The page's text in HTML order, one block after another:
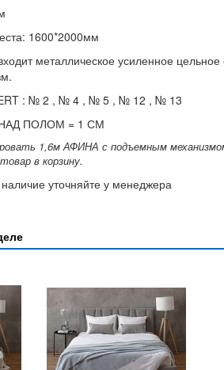
1600*2000мм
металлическое усиленное
: № 2 , № 4 , № 5 , № 12 , № 13
ПОЛОМ = 1 СМ
1,6м АФИНА с подъемным
в корзину.
уточняйте у менеджера